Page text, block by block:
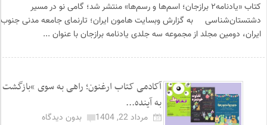
کتاب «یادنامه۲ برازجان؛ اسم‌ها و رسم‌ها» منتشر شد؛ گامی نو در مسیر
دشتستان‌شناسی به گزارش وبسایت هامون ایران؛ تارنمای جامعه مدنی جنوب
ایران، دومین مجلد از مجموعه سه جلدی یادنامه برازجان با عنوان ...
آکادمی کتاب ارغنون؛ راهی به سوی “بازگشت
به آینده...
مرداد 22, 1404
بدون دیدگاه